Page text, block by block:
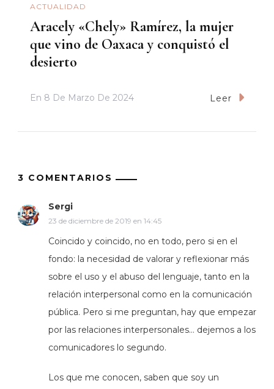
ACTUALIDAD
Aracely «Chely» Ramírez, la mujer
que vino de Oaxaca y conquistó el
desierto
En 8 De Marzo De 2024 Leer
3 COMENTARIOS
Sergi
23 de diciembre de 2019 en 14:45
Coincido y coincido, no en todo, pero si en el
fondo: la necesidad de valorar y reflexionar más
sobre el uso y el abuso del lenguaje, tanto en la
relación interpersonal como en la comunicación
pública. Pero si me preguntan, hay que empezar
por las relaciones interpersonales… dejemos a los
comunicadores lo segundo.
Los que me conocen, saben que soy un